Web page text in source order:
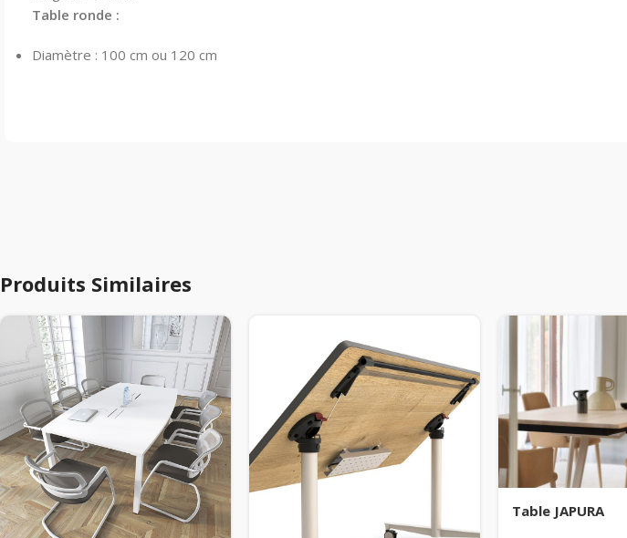
Table ronde :
Diamètre : 100 cm ou 120 cm
Produits Similaires
Table JAPURA